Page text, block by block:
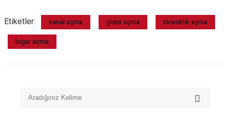
Etiketler: kanal açma gider açma tıkanıklık açma
logar açma